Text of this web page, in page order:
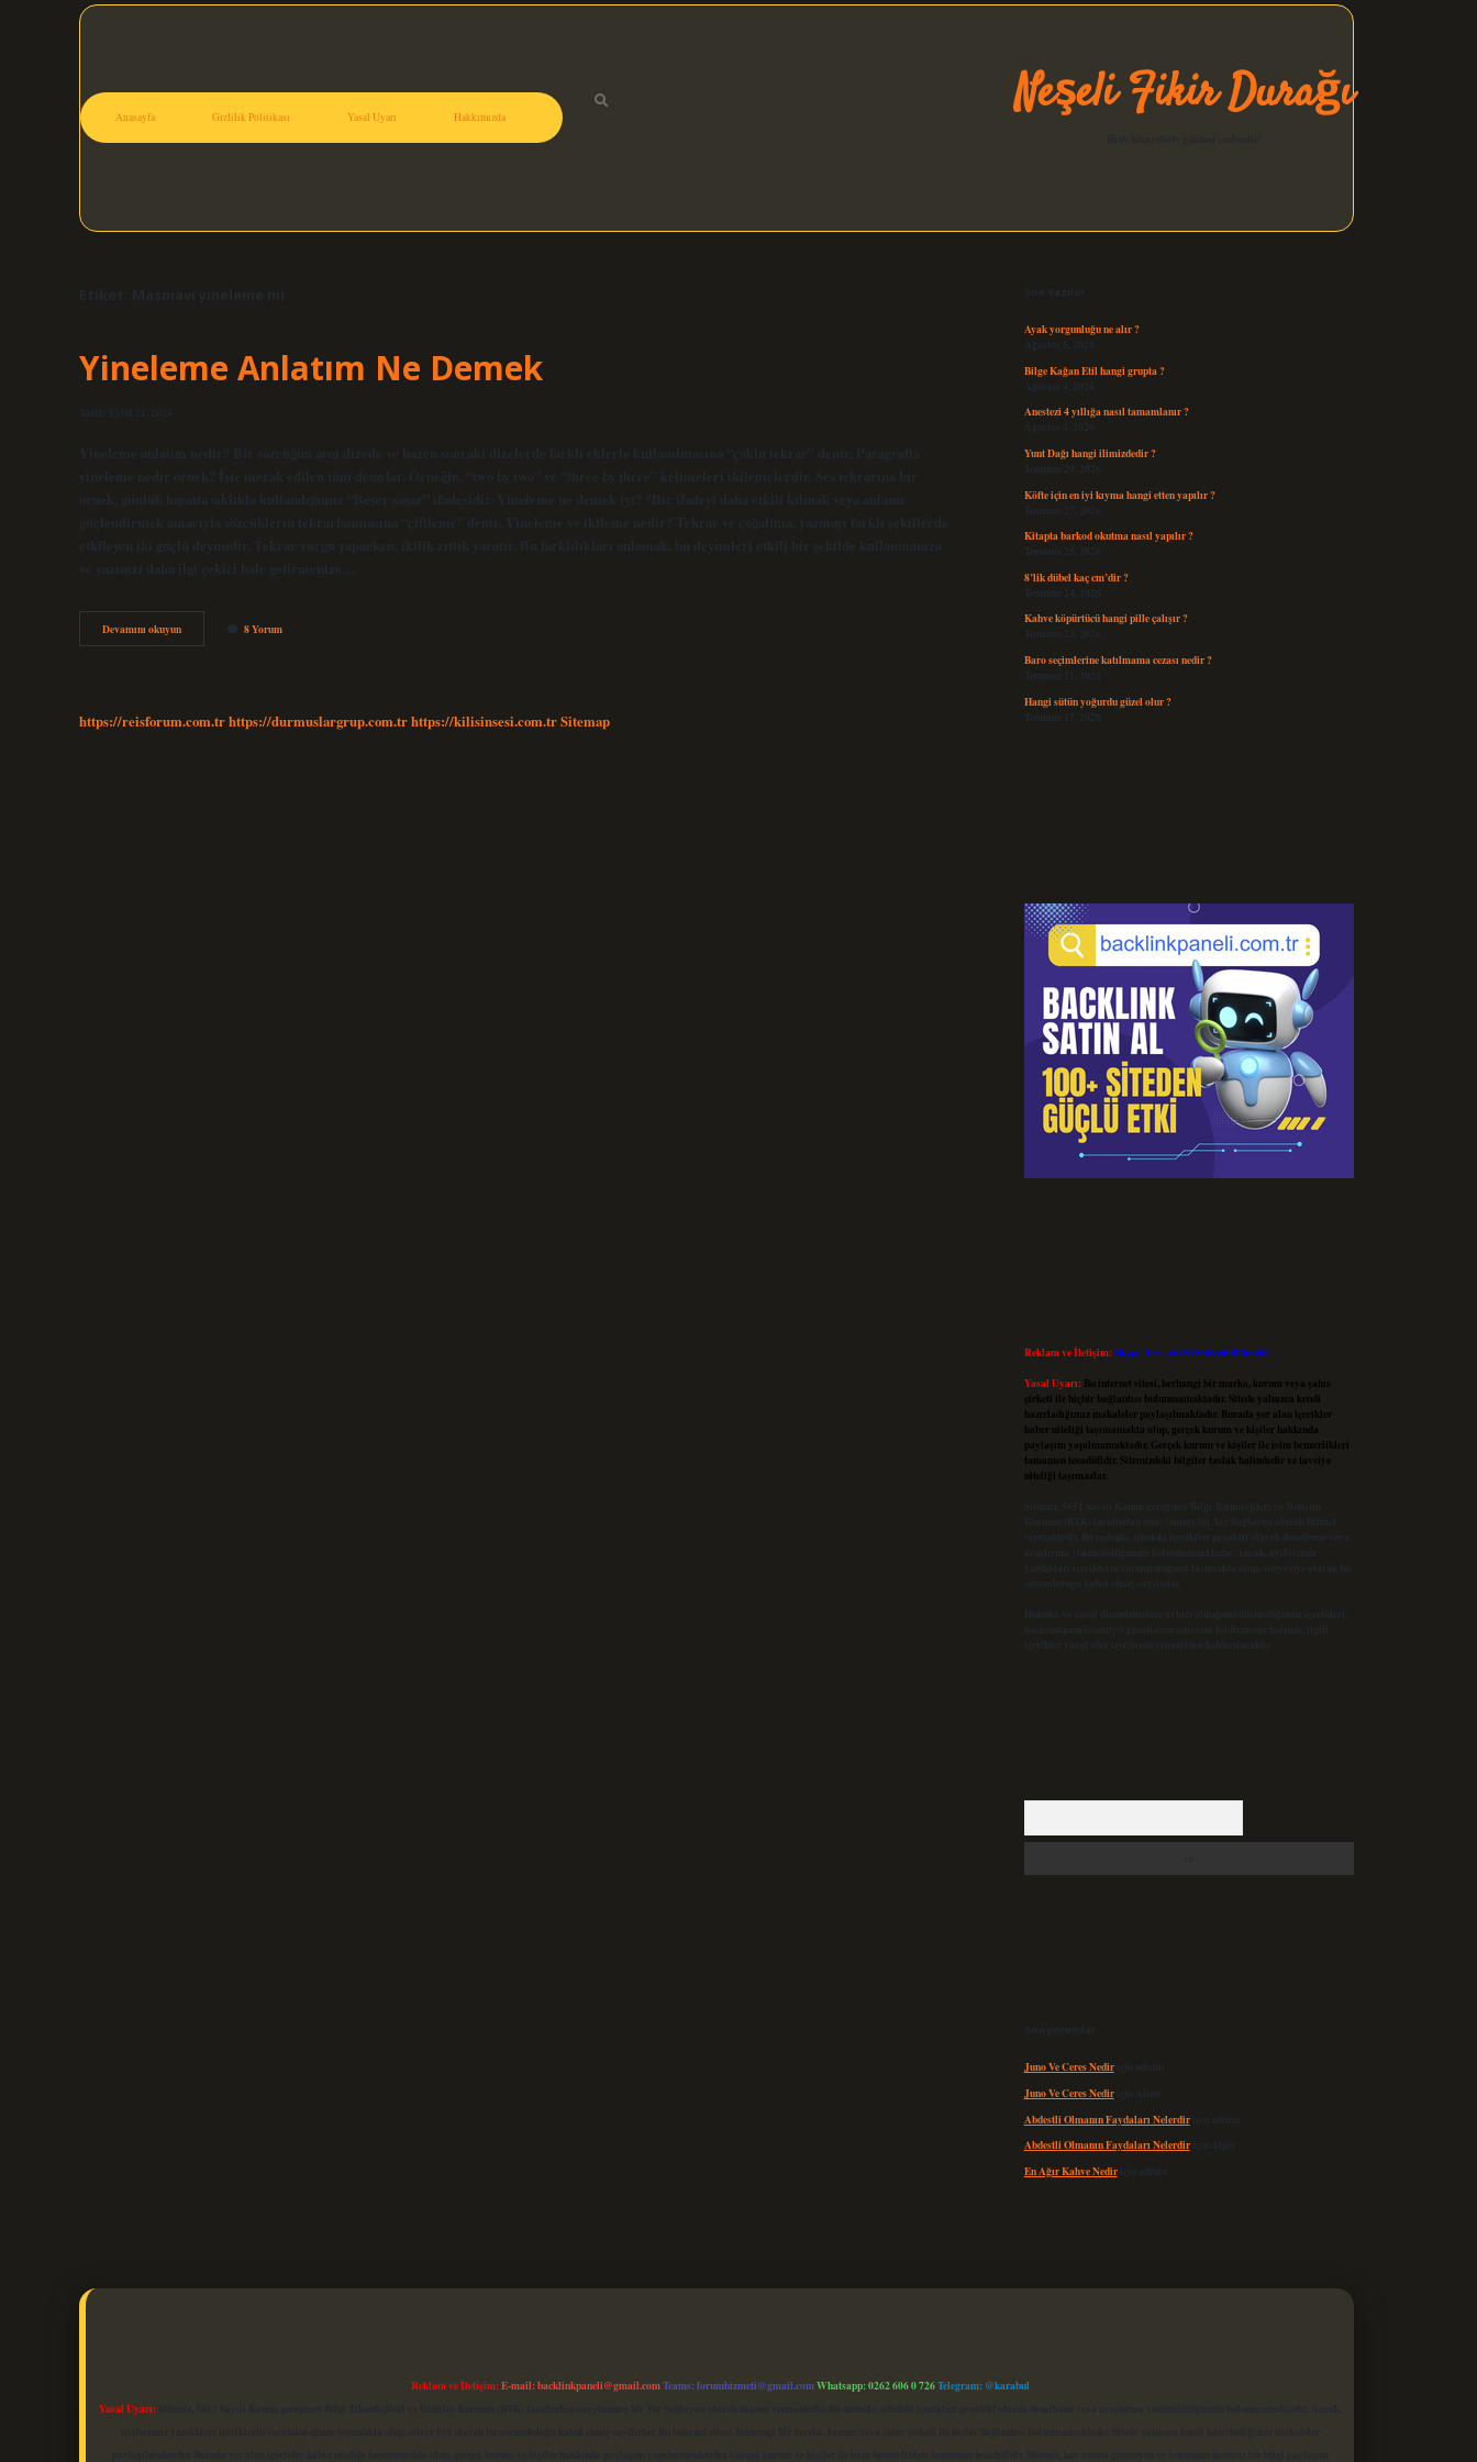
Anasayfa Gizlilik Politikası Yasal Uyarı Hakkımızda Neşeli Fikir Durağı
Etiket: Masmavi yineleme mi
Yineleme Anlatım Ne Demek
Tarih: Eylül 21, 2024
Yineleme anlatım nedir? Bir sözcüğün aynı dizede ve bazen sonraki dizelerde farklı eklerle kullanılmasına “çoklu tekrar” denir. Paragrafta
yineleme nedir örnek? İşte merak edilen tüm detaylar. Örneğin, “two by two” ve “three by three” kelimeleri ikilemelerdir. Ses tekrarına bir
örnek, günlük hayatta sıklıkla kullandığımız “Beşer şaşar” ifadesidir. Yineleme ne demek tyt? *Bir ifadeyi daha etkili kılmak veya anlamı
güçlendirmek amacıyla sözcüklerin tekrarlanmasına “çiftleme” denir. Yineleme ve ikileme nedir? Tekrar ve çoğaltma, yazmayı farklı şekillerde
etkileyen iki güçlü deyimdir. Tekrar vurgu yaparken, ikilik zıtlık yaratır. Bu farklılıkları anlamak, bu deyimleri etkili bir şekilde kullanmanıza
ve yazınızı daha ilgi çekici hale getirmenize…
Devamını okuyunYineleme
Anlatım
8 Yorum
https://reisforum.com.trhttps://durmuslargrup.com.trhttps://kilisinsesi.com.trSitemap
Son Yazılar
Ayak yorgunluğu ne alır ?
Ağustos 5, 2026
Bilge Kağan Etil hangi grupta ?
Ağustos 4, 2026
Anestezi 4 yıllığa nasıl tamamlanır ?
Ağustos 4, 2026
Yunt Dağı hangi ilimizdedir ?
Temmuz 29, 2026
Köfte için en iyi kıyma hangi etten yapılır ?
Temmuz 27, 2026
Kitapta barkod okutma nasıl yapılır ?
Temmuz 25, 2026
8’lik dübel kaç cm’dir ?
Temmuz 24, 2026
Kahve köpürtücü hangi pille çalışır ?
Temmuz 23, 2026
Baro seçimlerine katılmama cezası nedir ?
Temmuz 21, 2026
Hangi sütün yoğurdu güzel olur ?
Temmuz 17, 2026
Reklam ve İletişim:Skype: live:.cid.575569c608265c69
Yasal Uyarı: Bu internet sitesi, herhangi bir marka, kurum veya şahıs
şirketi ile hiçbir bağlantısı bulunmamaktadır. Sitede yalnızca kendi
hazırladığımız makaleler paylaşılmaktadır. Burada yer alan içerikler
haber niteliği taşımamakta olup, gerçek kurum ve kişiler hakkında
paylaşım yapılmamaktadır. Gerçek kurum ve kişiler ile isim benzerlikleri
tamamen tesadüfidir. Sitemizdeki bilgiler taslak halindedir ve tavsiye
niteliği taşımazlar.
Sitemiz, 5651 Sayılı Kanun gereğince Bilgi Teknolojileri ve İletişim
Kurumu (BTK) tarafından onaylanmış bir Yer Sağlayıcı olarak hizmet
vermektedir. Bu nedenle, sitedeki içerikleri proaktif olarak denetleme veya
araştırma yükümlülüğümüz bulunmamaktadır. Ancak, üyelerimiz
yazdıkları içeriklerin sorumluluğunu taşımakta olup, siteye üye olarak bu
sorumluluğu kabul etmiş sayılırlar.
Hukuka ve yasal düzenlemelere aykırı olduğunu düşündüğünüz içerikleri,
backlinkpanelicomtr@gmail.com adresine bildirmeniz halinde, ilgili
içerikler yasal süre içerisinde sitemizden kaldırılacaktır.
Son yorumlar
Juno Ve Ceres Nediriçin admin
Juno Ve Ceres Nediriçin Altan
Abdestli Olmanın Faydaları Nelerdiriçin admin
Abdestli Olmanın Faydaları Nelerdiriçin Alper
En Ağır Kahve Nediriçin admin
Reklam ve İletişim:E-mail:backlinkpaneli@gmail.comTeams:forumhizmeti@gmail.comWhatsapp: 0262 606 0 726Telegram: @karabul
Yasal Uyarı:Sitemiz, 5651 Sayılı Kanun gereğince Bilgi Teknolojileri ve İletişim Kurumu (BTK) tarafından onaylanmış bir Yer Sağlayıcı olarak hizmet vermektedir. Bu nedenle, sitedeki içerikleri proaktif olarak denetleme veya araştırma yükümlülüğümüz bulunmamaktadır. Ancak,